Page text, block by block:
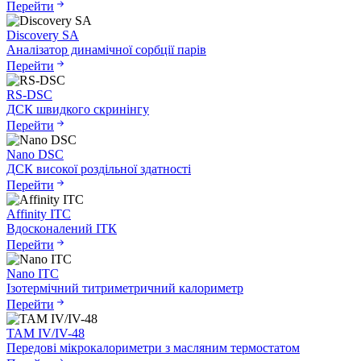
Перейти
Discovery SA
Аналізатор динамічної сорбції парів
Перейти
RS-DSC
ДСК швидкого скринінгу
Перейти
Nano DSC
ДСК високої роздільної здатності
Перейти
Affinity ITC
Вдосконалений ІТК
Перейти
Nano ITC
Ізотермічний титриметричний калориметр
Перейти
TAM IV/IV-48
Передові мікрокалориметри з масляним термостатом